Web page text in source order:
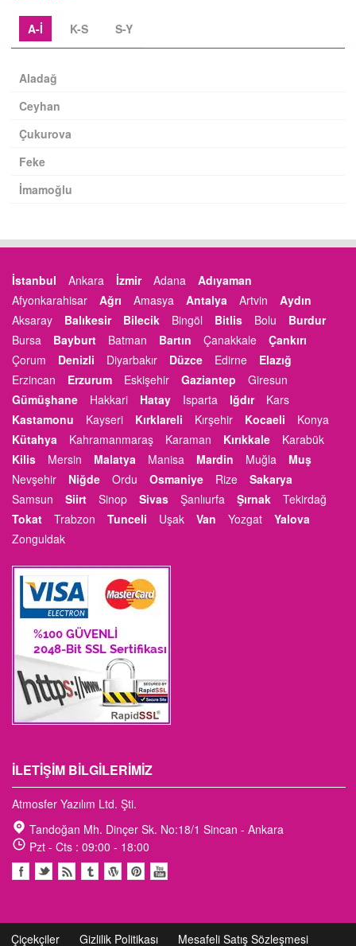
A-İ K-S S-Y
Aladağ
Ceyhan
Çukurova
Feke
İmamoğlu
İstanbul Ankara İzmir Adana
Adıyaman
Afyonkarahisar
Ağrı Amasya Antalya Artvin
Aydın
Aksaray
Balıkesir Bilecik Bingöl Bitlis Bolu
Burdur
Bursa
Bayburt Batman Bartın Çanakkale
Çankırı
Çorum
Denizli Diyarbakır Düzce Edirne
Elazığ
Erzincan
Erzurum Eskişehir Gaziantep
Giresun
Gümüşhane
Hakkari Hatay Isparta Iğdır
Kars
Kastamonu
Kayseri Kırklareli Kırşehir Kocaeli
Konya
Kütahya
Kahramanmaraş Karaman Kırıkkale
Karabük
Kilis
Mersin Malatya Manisa Mardin Muğla
Muş
Nevşehir
Niğde Ordu Osmaniye Rize
Sakarya
Samsun
Siirt Sinop Sivas Şanlıurfa Şırnak
Tekirdağ
Tokat
Trabzon Tunceli Uşak Van Yozgat
Yalova
Zonguldak
İLETIŞIM BILGILERIMIZ
Atmosfer Yazılım Ltd. Şti.
Tandoğan Mh. Dinçer Sk. No:18/1 Sincan - Ankara
Pzt - Cts : 09:00 - 18:00
Çiçekçiler Gizlilik Politikası Mesafeli Satış Sözleşmesi